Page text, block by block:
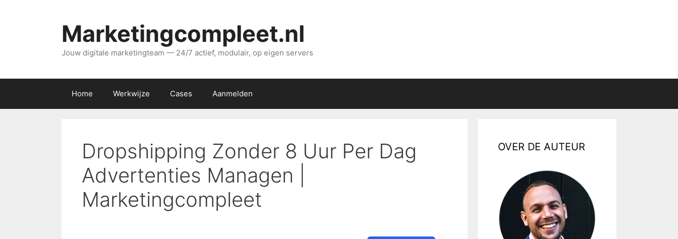
Marketingcompleet.nl
Jouw digitale marketingteam — 24/7 actief, modulair, op eigen servers
Home Werkwijze Cases Aanmelden
Dropshipping Zonder 8 Uur Per Dag
Advertenties Managen |
Marketingcompleet
OVER DE AUTEUR